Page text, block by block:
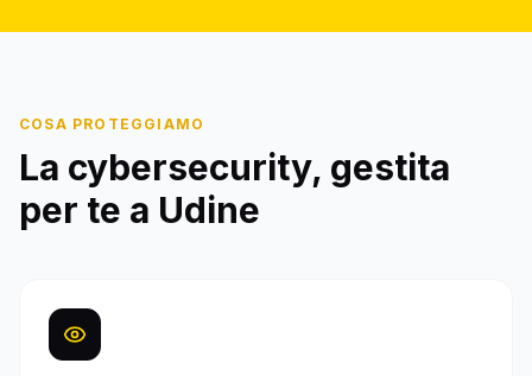
COSA PROTEGGIAMO
La cybersecurity, gestita
per te a Udine